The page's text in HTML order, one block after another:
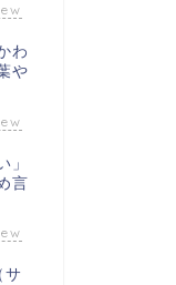
わ
や
」
言
サ